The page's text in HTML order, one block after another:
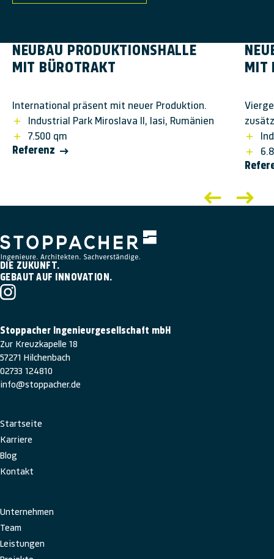
NEUBAU PRODUK­TIONS­HALLE
MIT BÜRO­TRAKT
International präsent mit neuer Produktion.
Industrial Park Miroslava II, Iasi, Rumänien
7.500 qm
Referenz
MIT
DIE ZUKUNFT.
GEBAUT AUF INNOVATION.
Stoppacher Ingenieurgesellschaft mbH
Zur Kreuzkapelle 18
57271 Hilchenbach
02733 124810
info@stoppacher.de
Navigation
Startseite
Karriere
Blog
Kontakt
Navigation
Unternehmen
Team
Leistungen